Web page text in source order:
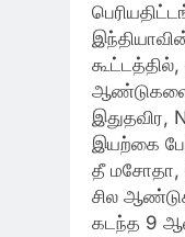
இதுதவிர,
இயற்கை
தீ மசோதா,
சில
கடந்த 9